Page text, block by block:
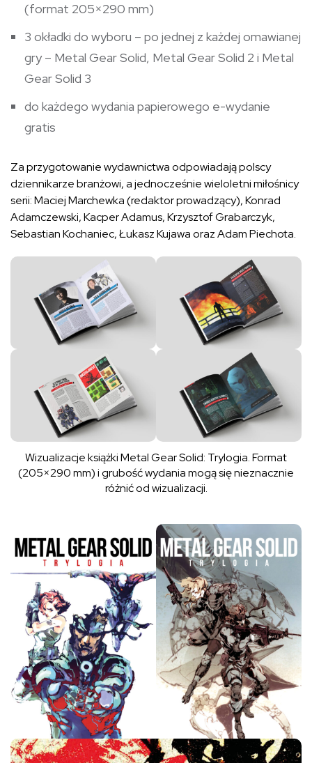
(format 205×290 mm)
3 okładki do wyboru – po jednej z każdej omawianej
gry – Metal Gear Solid, Metal Gear Solid 2 i Metal
Gear Solid 3
do każdego wydania papierowego e-wydanie
gratis
Za przygotowanie wydawnictwa odpowiadają polscy
dziennikarze branżowi, a jednocześnie wieloletni miłośnicy
serii: Maciej Marchewka (redaktor prowadzący), Konrad
Adamczewski, Kacper Adamus, Krzysztof Grabarczyk,
Sebastian Kochaniec, Łukasz Kujawa oraz Adam Piechota.
Wizualizacje książki Metal Gear Solid: Trylogia. Format
(205×290 mm) i grubość wydania mogą się nieznacznie
różnić od wizualizacji.